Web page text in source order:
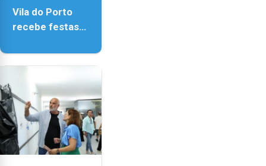
Vila do Porto
recebe festas
Nossa Senhora